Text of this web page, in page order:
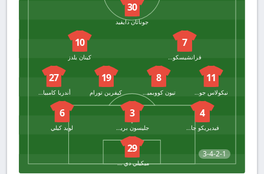
3-4-2-1
30
جوناثان دايفيد
7
فرانشيسكو كونسيساو
10
كينان يلدز
11
نيكولاس جونزاليس
8
تيون كووبميينيرز
19
كيفرين تورام
27
أندريا كامبياسو
4
فيديريكو جاتي
3
جليسون بريمر
6
لويد كيلي
29
ميكيلي دي جريجوريو